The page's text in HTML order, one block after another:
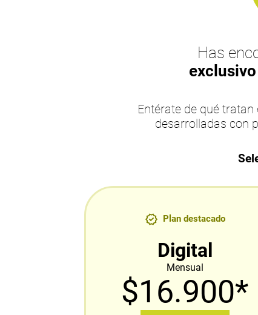
Has
Entérate de qué
desarrolladas con
Plan destacado
Digital
Mensual
$16.900*